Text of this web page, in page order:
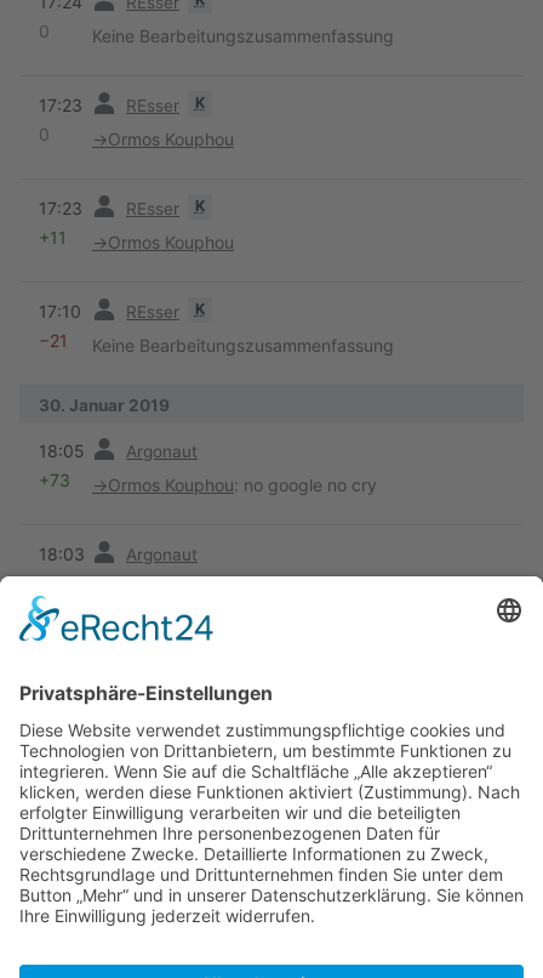
0 Keine Bearbeitungszusammenfassung
17:23 REsser K
0 →Ormos Kouphou
17:23 REsser K
+11 →Ormos Kouphou
17:10 REsser K
−21 Keine Bearbeitungszusammenfassung
30. Januar 2019
18:05 Argonaut
+73 →Ormos Kouphou: no google no cry
18:03 Argonaut
+171
Vorherige
+58 Keine Bearbeitungszusammenfassung
4. August 2015
Vorherige
22:36 212.117.92.73
+701 Hafen von Porto Koufo.
(neueste|älteste) Zeige (jüngere 50